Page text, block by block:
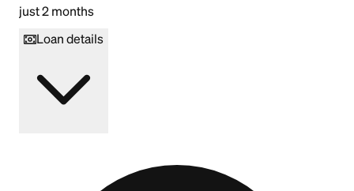
just 2 months
Loan details